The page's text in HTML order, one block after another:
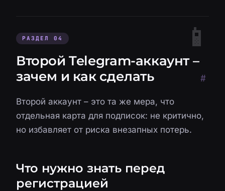
#
РАЗДЕЛ 04
Второй Telegram-аккаунт –
зачем и как сделать
Второй аккаунт – это та же мера, что
отдельная карта для подписок: не критично,
но избавляет от риска внезапных потерь.
Что нужно знать перед
регистрацией